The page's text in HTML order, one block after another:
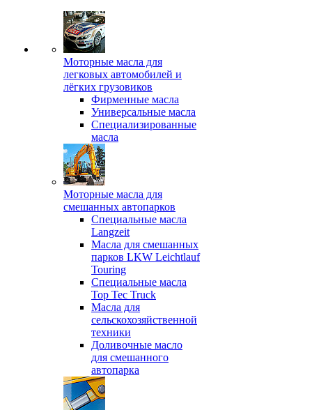
Моторные масла для
легковых автомобилей и
лёгких грузовиков
Фирменные масла
Универсальные масла
Специализированные
масла
Моторные масла для
смешанных автопарков
Специальные масла
Langzeit
Масла для смешанных
парков LKW Leichtlauf
Touring
Специальные масла
Top Tec Truck
Масла для
сельскохозяйственной
техники
Доливочные масло
для смешанного
автопарка